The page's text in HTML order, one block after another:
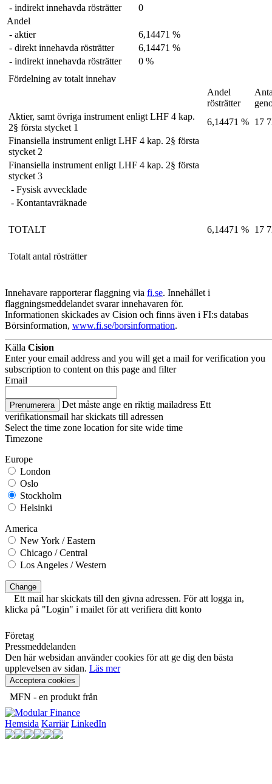
- indirekt innehavda rösträtter
0
Andel
- aktier
6,14471 %
- direkt innehavda rösträtter
6,14471 %
- indirekt innehavda rösträtter
0 %
Fördelning av totalt innehav
Andel
rösträtter
Aktier, samt övriga instrument enligt LHF 4 kap.
2§ första stycket 1
6,14471 % 17
Finansiella instrument enligt LHF 4 kap. 2§ första
stycket 2
Finansiella instrument enligt LHF 4 kap. 2§ första
stycket 3
- Fysisk avvecklade
- Kontantavräknade
TOTALT 6,14471 % 17
Totalt antal rösträtter
Innehavare rapporterar flaggning via fi.se. Innehållet i
flaggningsmeddelandet svarar innehavaren för.
Informationen skickades av Cision och finns även i FI:s databas
Börsinformation, www.fi.se/borsinformation.
Källa Cision
Enter your email address and you will get a mail for verification you
subscription to content on this page and filter
Email
Prenumerera Det måste ange en riktig mailadress Ett
verifikationsmail har skickats till adressen
Select the time zone location for site wide time
Timezone
Europe
London
Oslo
Stockholm
Helsinki
America
New York / Eastern
Chicago / Central
Los Angeles / Western
Change
Ett mail har skickats till den givna adressen. För att logga in,
klicka på "Login" i mailet för att verifiera ditt konto
Företag
Pressmeddelanden
Den här websidan använder cookies för att ge dig den bästa
upplevelsen av sidan. Läs mer
Acceptera cookies
MFN - en produkt från
Hemsida Karriär LinkedIn